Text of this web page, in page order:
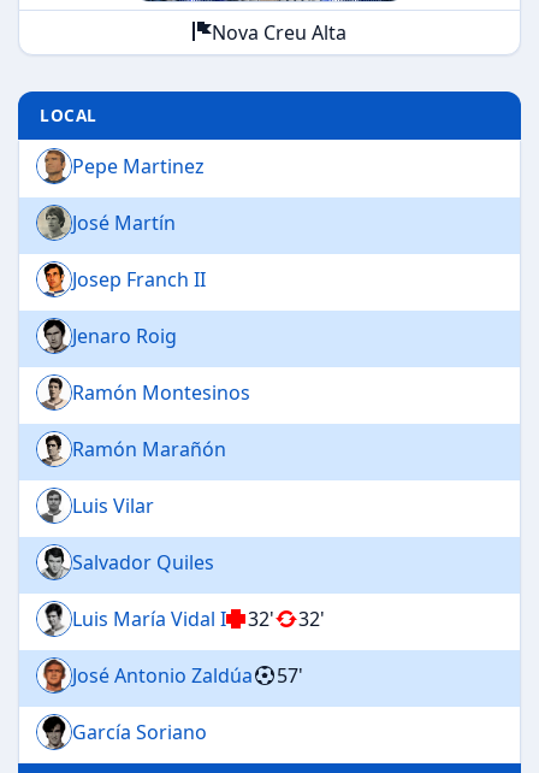
Nova Creu Alta
LOCAL
Pepe Martinez
José Martín
Josep Franch II
Jenaro Roig
Ramón Montesinos
Ramón Marañón
Luis Vilar
Salvador Quiles
Luis María Vidal I 32' 32'
José Antonio Zaldúa 57'
García Soriano